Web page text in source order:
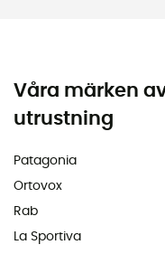
Våra märken
utrustning
Patagonia
Ortovox
Rab
La Sportiva